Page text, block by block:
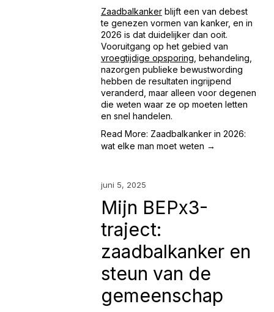
Zaadbalkanker blijft een van debest
te genezen vormen van kanker, en in
2026 is dat duidelijker dan ooit.
vroegtijdige opsporing , behandeling,
nazorgen publieke bewustwording
hebben de resultaten ingrijpend
veranderd, maar alleen voor degenen
die weten waar ze op moeten letten
en snel handelen.
Read More: Zaadbalkanker in 2026:
wat elke man moet weten →
juni 5, 2025
Mijn BEPx3-
traject:
zaadbalkanker en
steun van de
gemeenschap